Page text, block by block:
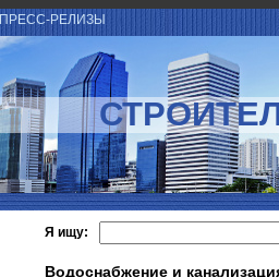
ПРЕСС-РЕЛИЗЫ
Я ищу:
Водоснабжение и